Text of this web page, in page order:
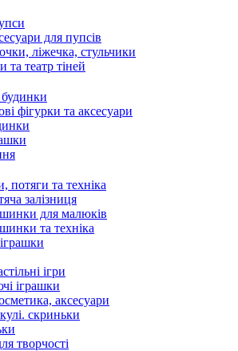
для пупсів
ліжечка, стульчики
та театр тіней
будинки
фігурки та аксесуари
та техніка
залізниця
для малюків
та техніка
ігри
іграшки
аксесуари
скриньки
творчості